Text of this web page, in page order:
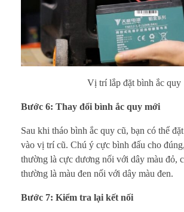
Vị trí lắp đặt bình ắc quy
Bước 6: Thay đổi bình ắc quy mới
Sau khi tháo bình ắc quy cũ, bạn có thể
vào vị trí cũ. Chú ý cực bình đấu cho
thường là cực dương nối với dây màu đỏ,
thường là màu đen nối với dây màu đen.
Bước 7: Kiểm tra lại kết nối